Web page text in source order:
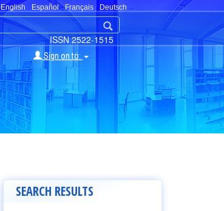
English Español Français Deutsch
ISSN 2522-1515
Sign on to:
SEARCH RESULTS